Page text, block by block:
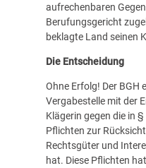
aufrechenbaren
Berufungsgericht
beklagte Land seinen
Die Entscheidung
Ohne Erfolg! Der BGH
Vergabestelle mit der
Klägerin gegen die in
Pflichten zur
Rechtsgüter und
hat. Diese Pflichten